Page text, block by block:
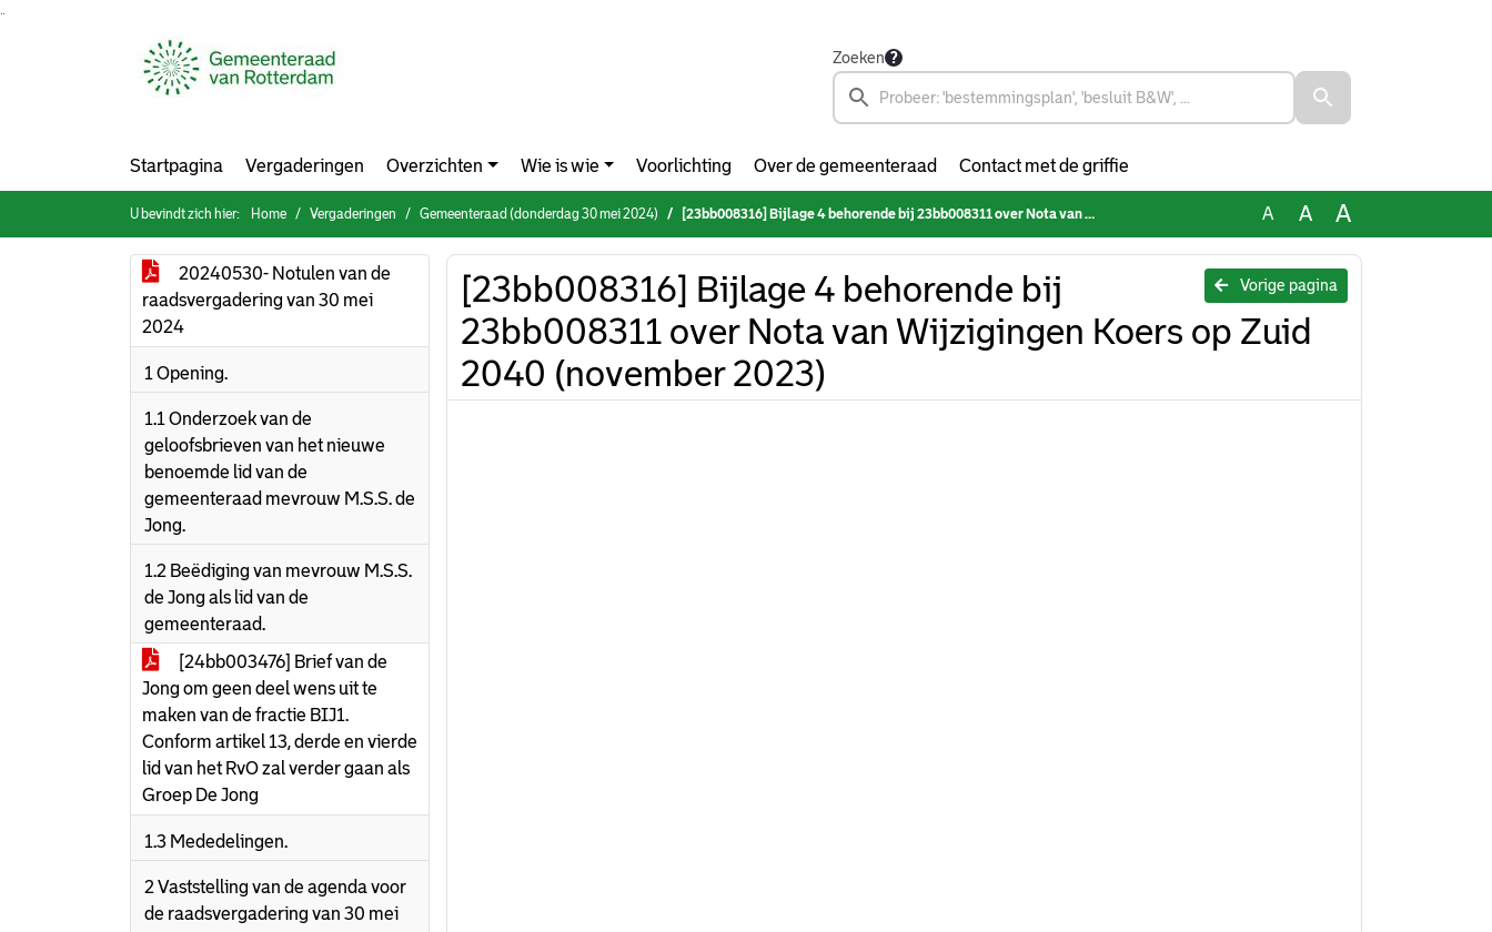
Zoeken
Startpagina Vergaderingen Overzichten Wie is wie Voorlichting Over de gemeenteraad Contact met de griffie
U bevindt zich hier: Home Vergaderingen Gemeenteraad (donderdag 30 mei 2024) [23bb008316] Bijlage 4 behorende bij 23bb008311 over Nota van Wijzigingen Koers op Zuid 2040 (november 2023) A A A
20240530- Notulen van de
raadsvergadering van 30 mei
2024
1 Opening.
1.1 Onderzoek van de
geloofsbrieven van het nieuwe
benoemde lid van de
gemeenteraad mevrouw M.S.S. de
Jong.
1.2 Beëdiging van mevrouw M.S.S.
de Jong als lid van de
gemeenteraad.
[24bb003476] Brief van de
Jong om geen deel wens uit te
maken van de fractie BIJ1.
Conform artikel 13, derde en vierde
lid van het RvO zal verder gaan als
Groep De Jong
1.3 Mededelingen.
2 Vaststelling van de agenda voor
de raadsvergadering van 30 mei
Vorige pagina
[23bb008316] Bijlage 4 behorende bij
23bb008311 over Nota van Wijzigingen Koers op Zuid
2040 (november 2023)